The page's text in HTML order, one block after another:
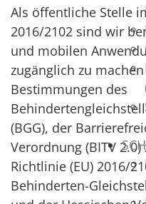
Als öffentliche Stelle
2016/2102 sind wir
und mobilen
zugänglich zu
Bestimmungen des
(BGG), der
Verordnung (BITV
Richtlinie (EU) 2016/
Behinderten-